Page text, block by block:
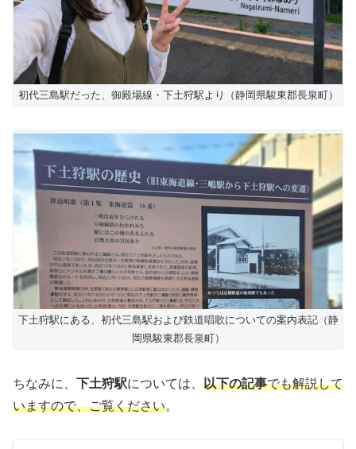
初代三島駅だった、御殿場線・下土狩駅より（静岡県駿東郡長泉町）
下土狩駅にある、初代三島駅および鉄道唱歌についての案内表記（静
岡県駿東郡長泉町）
ちなみに、 下土狩駅については、 以下の記事でも解説して
いますので、ご覧ください。